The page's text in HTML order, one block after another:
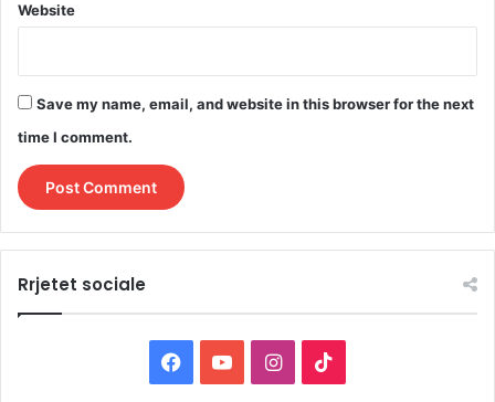
Website
Save my name, email, and website in this browser for the next
time I comment.
Rrjetet sociale
I